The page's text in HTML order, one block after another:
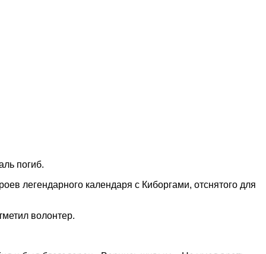
погиб.
легендарного календаря с Киборгами, отснятого для
волонтер.